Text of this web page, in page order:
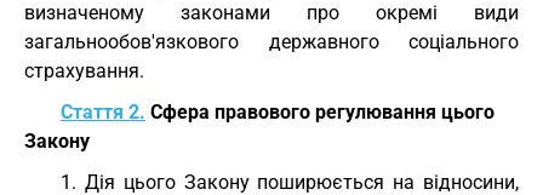
визначеному законами про окремі види
загальнообов'язкового державного соціального
страхування.
Стаття 2. Сфера правового регулювання цього
Закону
1. Дія цього Закону поширюється на відносини,